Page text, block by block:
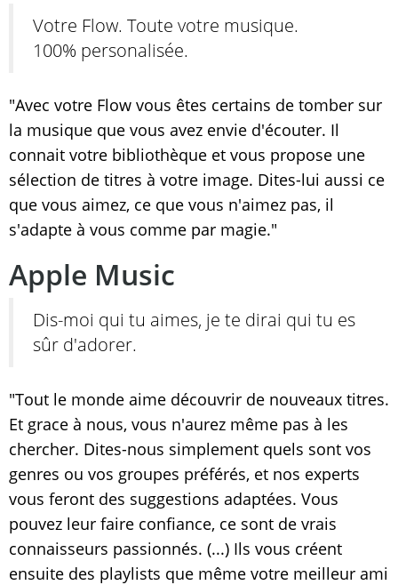
Votre Flow. Toute votre musique.
100% personalisée.
"Avec votre Flow vous êtes certains de tomber sur
la musique que vous avez envie d'écouter. Il
connait votre bibliothèque et vous propose une
sélection de titres à votre image. Dites-lui aussi ce
que vous aimez, ce que vous n'aimez pas, il
s'adapte à vous comme par magie."
Apple Music
Dis-moi qui tu aimes, je te dirai qui tu es
sûr d'adorer.
"Tout le monde aime découvrir de nouveaux titres.
Et grace à nous, vous n'aurez même pas à les
chercher. Dites-nous simplement quels sont vos
genres ou vos groupes préférés, et nos experts
vous feront des suggestions adaptées. Vous
pouvez leur faire confiance, ce sont de vrais
connaisseurs passionnés. (...) Ils vous créent
ensuite des playlists que même votre meilleur ami